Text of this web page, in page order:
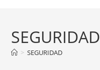
SEGURIDAD
> SEGURIDAD